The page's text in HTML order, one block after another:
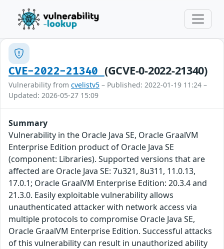
CVE-2022-21340 (GCVE-0-2022-21340)
Vulnerability from cvelistv5 – Published: 2022-01-19 11:24 –
Updated: 2026-05-27 15:09
Summary
Vulnerability in the Oracle Java SE, Oracle GraalVM
Enterprise Edition product of Oracle Java SE
(component: Libraries). Supported versions that are
affected are Oracle Java SE: 7u321, 8u311, 11.0.13,
17.0.1; Oracle GraalVM Enterprise Edition: 20.3.4 and
21.3.0. Easily exploitable vulnerability allows
unauthenticated attacker with network access via
multiple protocols to compromise Oracle Java SE,
Oracle GraalVM Enterprise Edition. Successful attacks
of this vulnerability can result in unauthorized ability